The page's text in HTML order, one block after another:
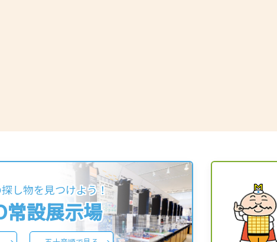
し物を見つけよう！
常設展示場